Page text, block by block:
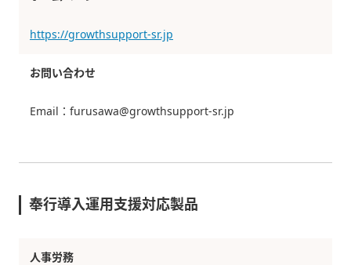
https://growthsupport-sr.jp
お問い合わせ
Email：furusawa@growthsupport-sr.jp
奉行導入運用支援対応製品
人事労務